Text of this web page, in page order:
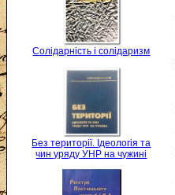
Солідарність і солідаризм
Без території. Ідеологія та
чин уряду УНР на чужині